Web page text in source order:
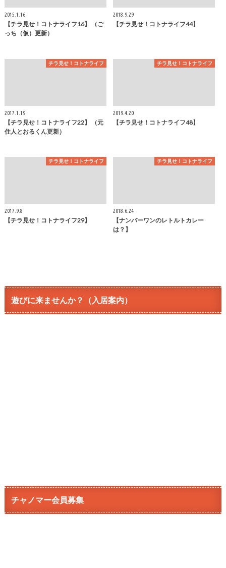
2015.1.16
【チラ見せ！コトナライフ16】 （ご
っち（仮）更新）
2018.9.29
【チラ見せ！コトナライフ44】
チラ見せ！コトナライフ
2017.1.19
【チラ見せ！コトナライフ22】 （元
住人とおるくん更新）
チラ見せ！コトナライフ
2019.4.20
【チラ見せ！コトナライフ48】
チラ見せ！コトナライフ
2017.9.8
【チラ見せ！コトナライフ29】
チラ見せ！コトナライフ
2018.6.24
【ナンバーワンのレトルトカレー
は？】
遊びに来ませんか？（入居案内）
チャノマー会員募集